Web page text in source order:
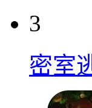
3
密室